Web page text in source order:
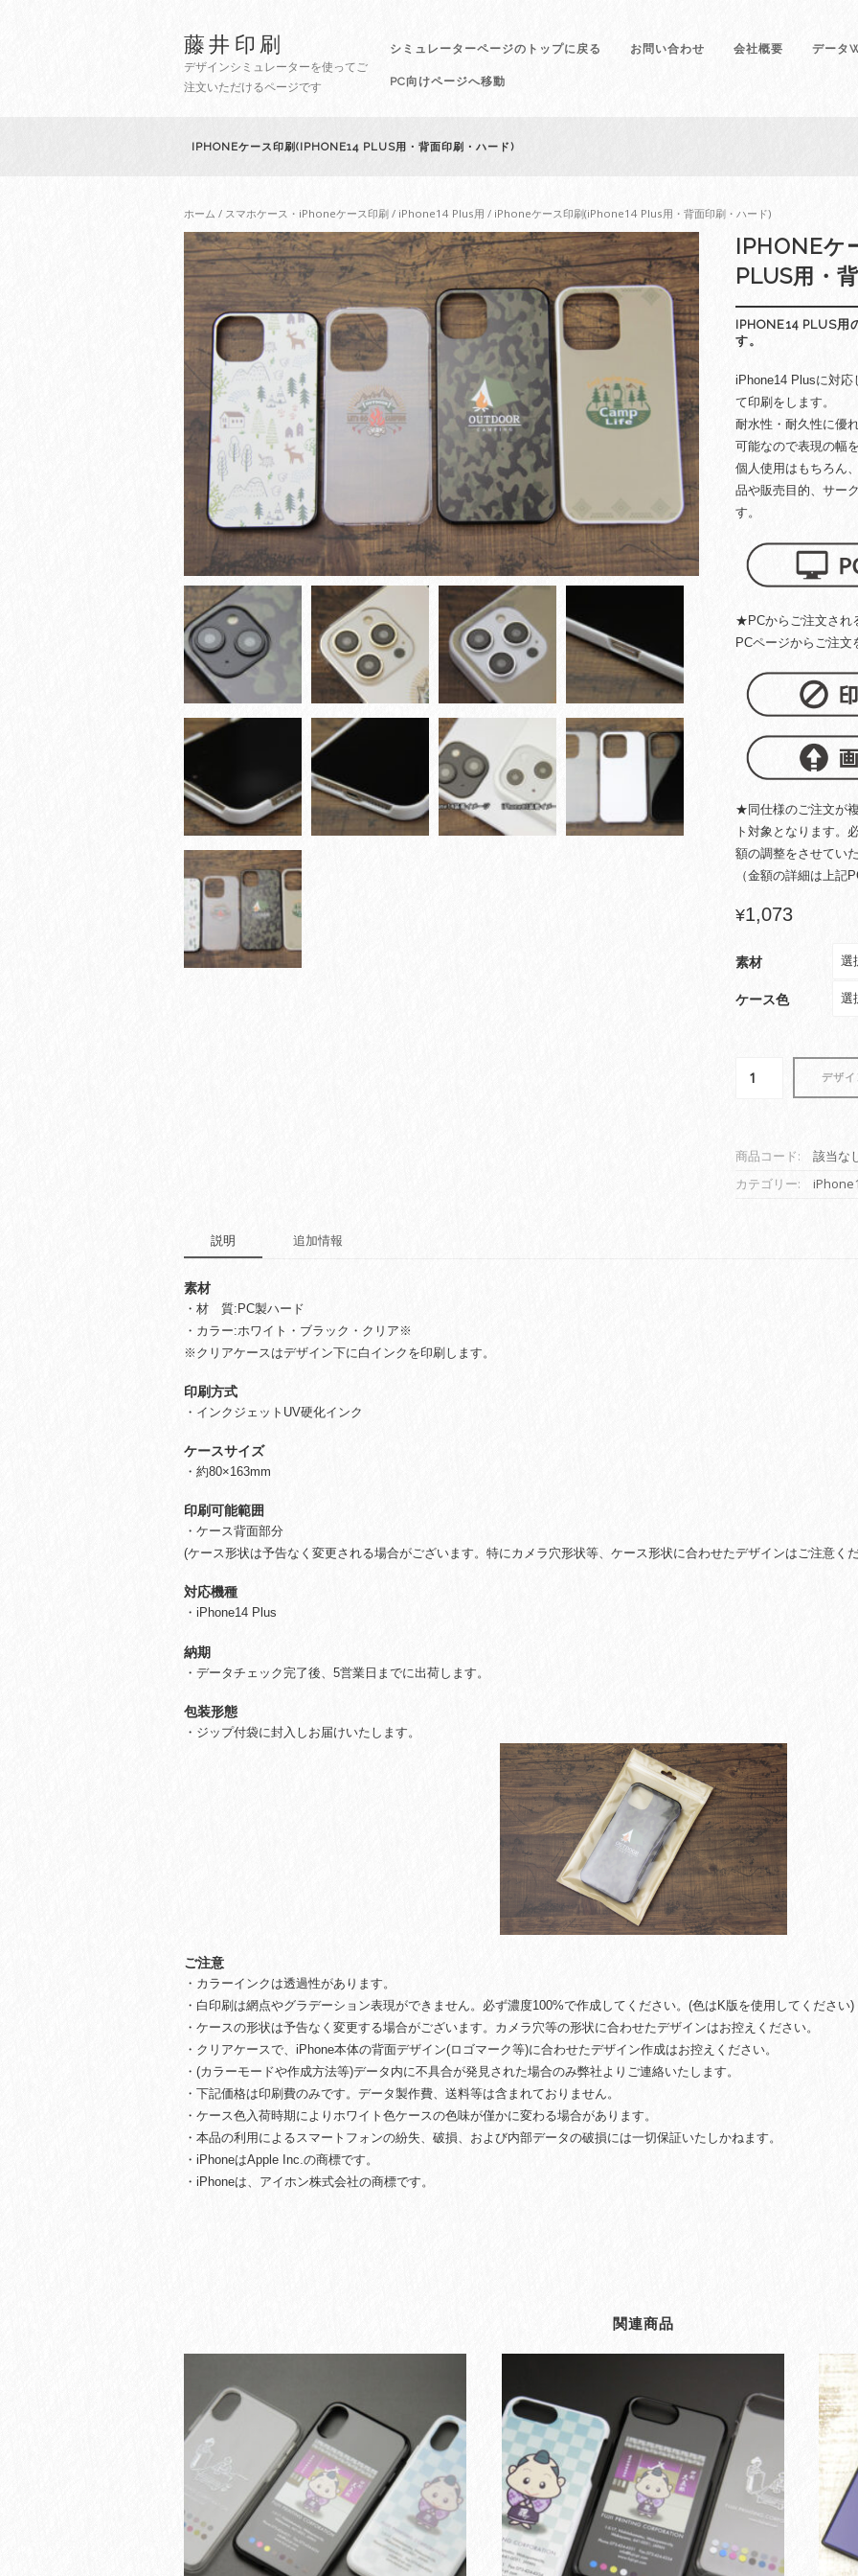
藤井印刷
デザインシミュレーターを使ってご
注文いただけるページです
シミュレーターページのトップに戻る お問い合わせ 会社概要 データ
PC向けページへ移動
IPHONEケース印刷(IPHONE14 PLUS用・背面印刷・ハード)
ホーム / スマホケース・iPhoneケース印刷 / iPhone14 Plus用 / iPhoneケース印刷(iPhone14 Plus用・背面印刷・ハード)
IPHONE
PLUS用・
IPHONE14 PLUS
す。
iPhone14 Plusに対応
て印刷をします。
耐水性・耐久性に優
可能なので表現の幅
個人使用はもちろん
品や販売目的、サー
す。
★PCからご注文され
PCページからご注文
★同仕様のご注文が
ト対象となります。
額の調整をさせてい
（金額の詳細は上記
¥1,073
素材
ケース色
印
刷
(iPhone14
デザ
商品コード:
該当な
カテゴリー:
説明 追加情報
素材
・材 質:PC製ハード
・カラー:ホワイト・ブラック・クリア※
※クリアケースはデザイン下に白インクを印刷します。
印刷方式
・インクジェットUV硬化インク
ケースサイズ
・約80×163mm
印刷可能範囲
・ケース背面部分
(ケース形状は予告なく変更される場合がございます。特にカメラ穴形状等、ケース形状に合わせたデザインはご注意く
対応機種
・iPhone14 Plus
納期
・データチェック完了後、5営業日までに出荷します。
包装形態
・ジップ付袋に封入しお届けいたします。
ご注意
・カラーインクは透過性があります。
・白印刷は網点やグラデーション表現ができません。必ず濃度100%で作成してください。(色はK版を使用してください)
・ケースの形状は予告なく変更する場合がございます。カメラ穴等の形状に合わせたデザインはお控えください。
・クリアケースで、iPhone本体の背面デザイン(ロゴマーク等)に合わせたデザイン作成はお控えください。
・(カラーモードや作成方法等)データ内に不具合が発見された場合のみ弊社よりご連絡いたします。
・下記価格は印刷費のみです。データ製作費、送料等は含まれておりません。
・ケース色入荷時期によりホワイト色ケースの色味が僅かに変わる場合があります。
・本品の利用によるスマートフォンの紛失、破損、および内部データの破損には一切保証いたしかねます。
・iPhoneはApple Inc.の商標です。
・iPhoneは、アイホン株式会社の商標です。
関連商品